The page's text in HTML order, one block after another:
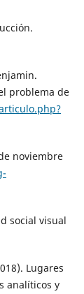
problema de
noviembre
social visual
Lugares
analíticos y